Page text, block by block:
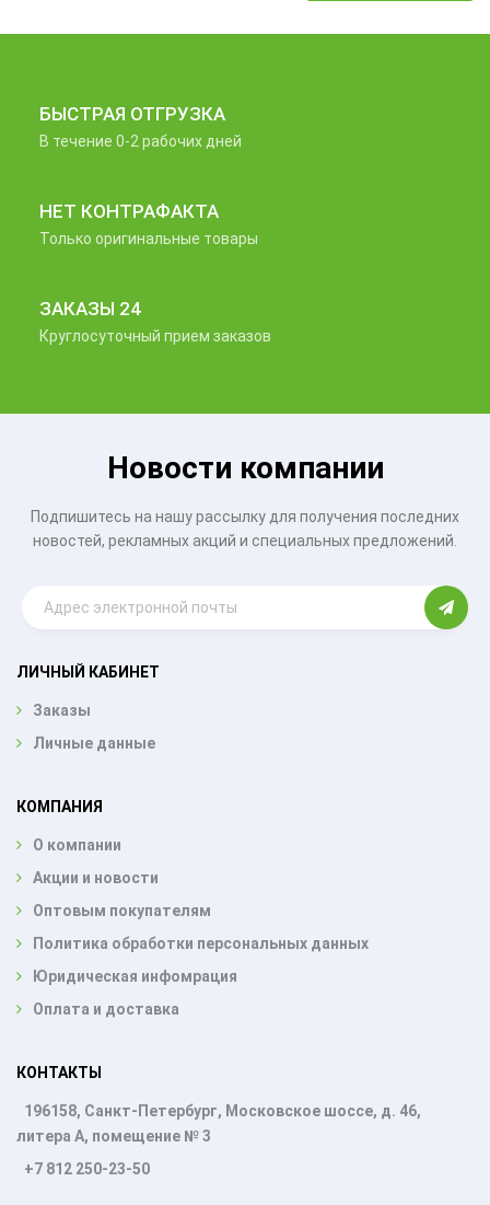
БЫСТРАЯ ОТГРУЗКА
В течение 0-2 рабочих дней
НЕТ КОНТРАФАКТА
Только оригинальные товары
ЗАКАЗЫ 24
Круглосуточный прием заказов
Новости компании
Подпишитесь на нашу рассылку для получения последних
новостей, рекламных акций и специальных предложений.
ЛИЧНЫЙ КАБИНЕТ
Заказы
Личные данные
КОМПАНИЯ
О компании
Акции и новости
Оптовым покупателям
Политика обработки персональных данных
Юридическая инфомрация
Оплата и доставка
КОНТАКТЫ
196158, Санкт-Петербург, Московское шоссе, д. 46,
литера А, помещение № 3
+7 812 250-23-50